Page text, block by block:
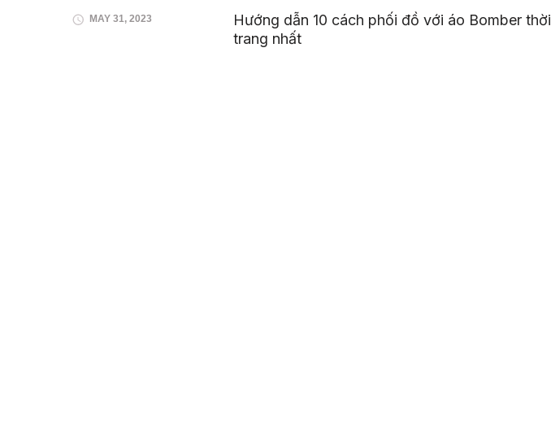
MAY 31, 2023
Hướng dẫn 10 cách phối đồ với áo Bomber thời
trang nhất